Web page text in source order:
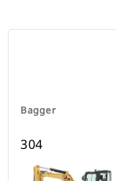
Bagger
304